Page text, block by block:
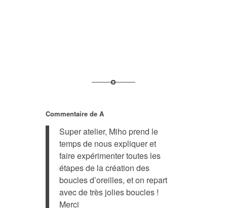
Commentaire de A
Super atelier, Miho prend le
temps de nous expliquer et
faire expérimenter toutes les
étapes de la création des
boucles d’oreilles, et on repart
avec de très jolies boucles !
Merci